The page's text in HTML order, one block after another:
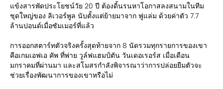
แข้งสารพัดประโยชน์วัย 20 ปี ต้องดิ้นรนหาโอกาสลงสนามในทีม
ชุดใหญ่ของ ลิเวอร์พูล นับตั้งแต่ย้ายมาจาก ฟูแล่ม ด้วยค่าตัว 7.7
ล้านปอนด์เมื่อซัมเมอร์ที่แล้ว
การออกสตาร์ทตัวจริงครั้งสุดท้ายจาก 8 นัดรวมทุกรายการของเขา
คือเกมเอฟเอ คัพ ที่พ่าย วูล์ฟแฮมป์ตัน วันเดอเรอร์ส เมื่อเดือน
มกราคมที่ผ่านมา และสโมสรกำลังพิจารณาว่าการปล่อยยืมตัวจะ
ช่วยเรื่องพัฒนาการของเขาหรือไม่